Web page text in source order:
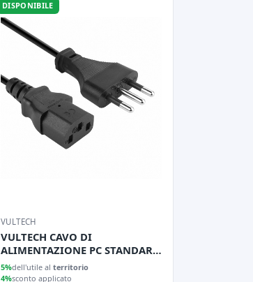
DISPONIBILE
VULTECH
VULTECH CAVO DI
ALIMENTAZIONE PC STANDARD
CON PRESA ITALIANA 1.5MT
5%dell'utile al territorio
4%sconto applicato